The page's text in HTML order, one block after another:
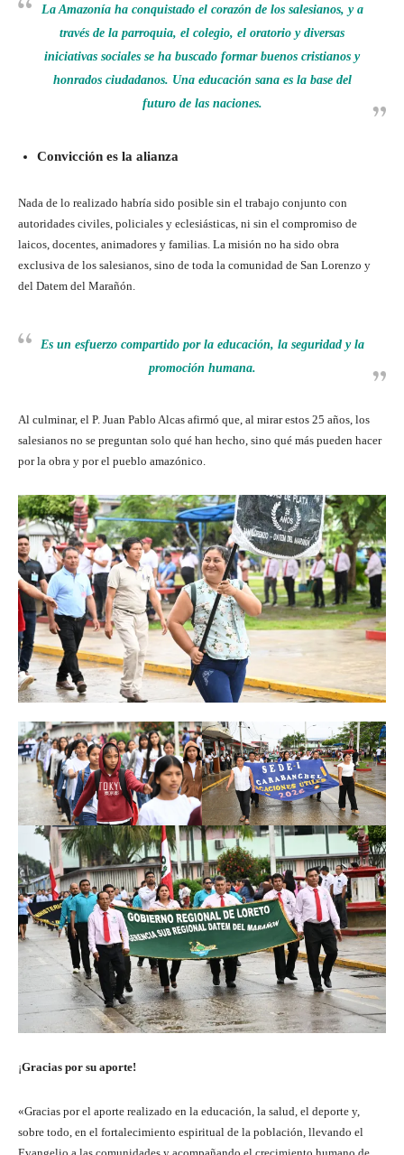
La Amazonía ha conquistado el corazón de los salesianos, y a
través de la parroquia, el colegio, el oratorio y diversas
iniciativas sociales se ha buscado formar buenos cristianos y
honrados ciudadanos. Una educación sana es la base del
futuro de las naciones.
Convicción es la alianza
Nada de lo realizado habría sido posible sin el trabajo conjunto con
autoridades civiles, policiales y eclesiásticas, ni sin el compromiso de
laicos, docentes, animadores y familias. La misión no ha sido obra
exclusiva de los salesianos, sino de toda la comunidad de San Lorenzo y
del Datem del Marañón.
Es un esfuerzo compartido por la educación, la seguridad y la
promoción humana.
Al culminar, el P. Juan Pablo Alcas afirmó que, al mirar estos 25 años, los
salesianos no se preguntan solo qué han hecho, sino qué más pueden hacer
por la obra y por el pueblo amazónico.
¡Gracias por su aporte!
«Gracias por el aporte realizado en la educación, la salud, el deporte y,
sobre todo, en el fortalecimiento espiritual de la población, llevando el